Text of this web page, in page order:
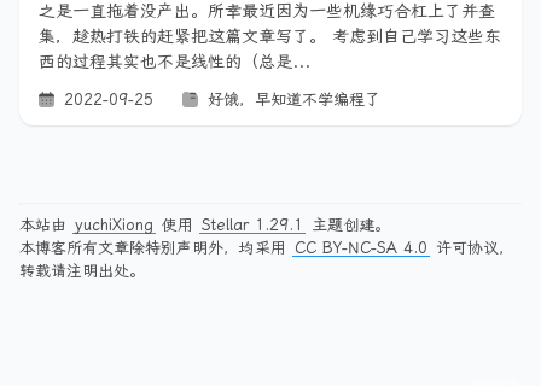
之是一直拖着没产出。所幸最近因为一些机缘巧合杠上了并查
集，趁热打铁的赶紧把这篇文章写了。 考虑到自己学习这些东
西的过程其实也不是线性的（总是...
2022-09-25 好饿，早知道不学编程了
本站由 yuchiXiong 使用 Stellar 1.29.1
主题创建。
本博客所有文章除特别声明外，均采用
CC BY-NC-SA 4.0 许可协议，
转载请注明出处。